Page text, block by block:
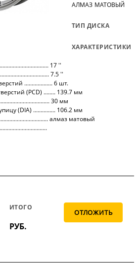
АЛМАЗ МАТОВЫЙ
ТИП ДИСКА
ХАРАКТЕРИСТИКИ
17 ''
7.5 ''
................... 6 шт.
(PCD) ........ 139.7 мм
30 мм
(DIA) ............... 106.2 мм
алмаз матовый
ИТОГО
РУБ.